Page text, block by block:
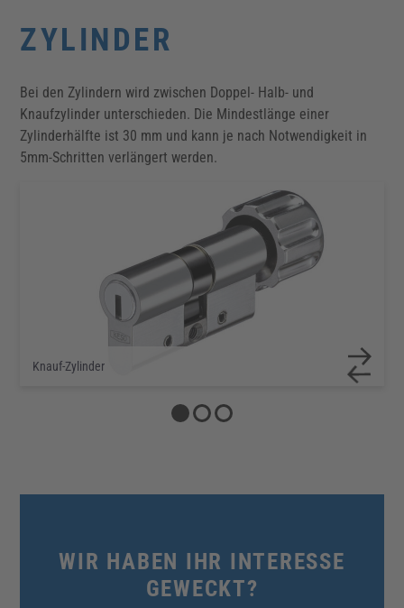
ZYLINDER
Bei den Zylindern wird zwischen Doppel- Halb- und
Knaufzylinder unterschieden. Die Mindestlänge einer
Zylinderhälfte ist 30 mm und kann je nach Notwendigkeit in
5mm-Schritten verlängert werden.
Knauf-Zylinder
Doppelzylinder
Halbzylinder
WIR HABEN IHR INTERESSE
GEWECKT?